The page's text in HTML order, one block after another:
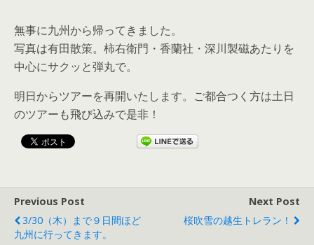
無事に九州から帰ってきました。
写真は有田散策。柿右衛門・香蘭社・深川製磁あたりを
中心にサクッと弾丸で。
明日からツアーを再開いたします。ご都合つく方は土日
のツアーも飛び込みで是非！
Previous Post
3/30（木）まで９日間ほど
九州に行ってきます。
Next Post
桜吹雪の越生トレラン！